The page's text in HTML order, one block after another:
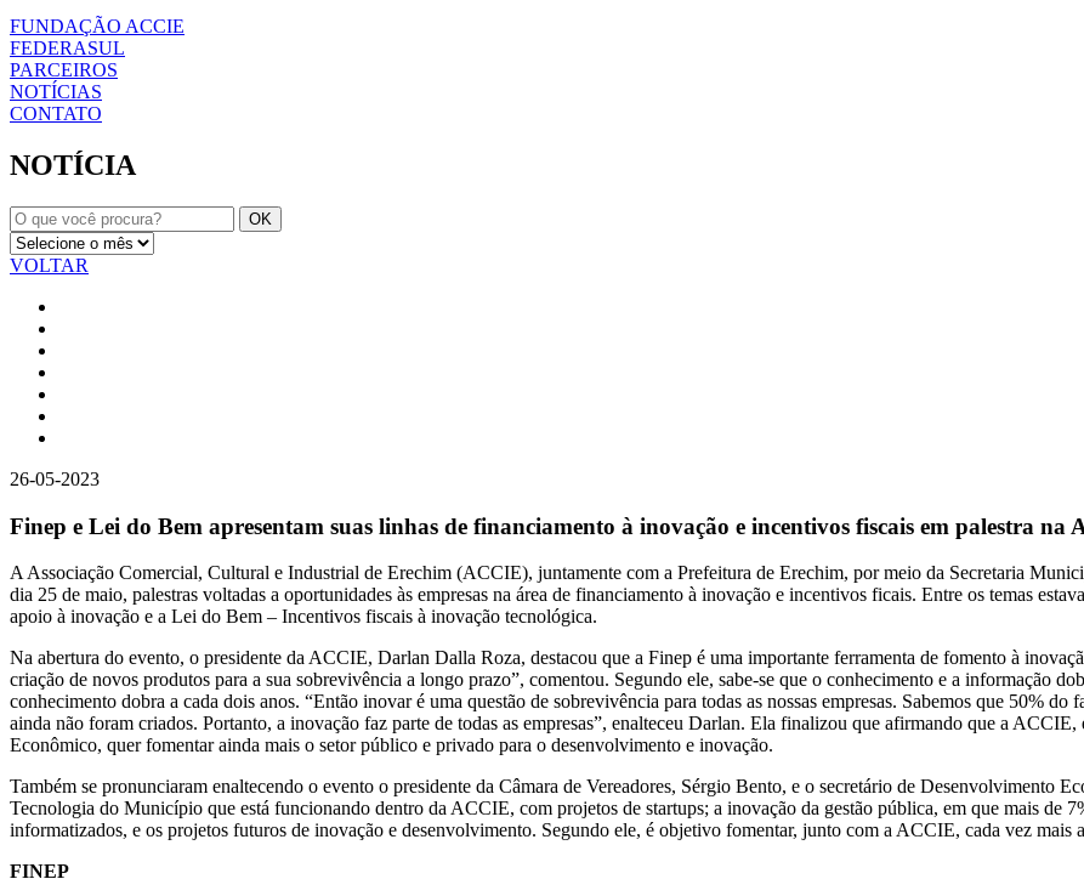
FUNDAÇÃO ACCIE
FEDERASUL
PARCEIROS
NOTÍCIAS
CONTATO
NOTÍCIA
VOLTAR
26-05-2023
Finep e Lei do Bem apresentam suas linhas de financiamento à inovação e incentivos fiscais em palestra na
A Associação Comercial, Cultural e Industrial de Erechim (ACCIE), juntamente com a Prefeitura de Erechim, por meio da Secretaria
dia 25 de maio, palestras voltadas a oportunidades às empresas na área de financiamento à inovação e incentivos ficais. Entre os temas
apoio à inovação e a Lei do Bem – Incentivos fiscais à inovação tecnológica.
Na abertura do evento, o presidente da ACCIE, Darlan Dalla Roza, destacou que a Finep é uma importante ferramenta de fomento à
criação de novos produtos para a sua sobrevivência a longo prazo”, comentou. Segundo ele, sabe-se que o conhecimento e a informação
conhecimento dobra a cada dois anos. “Então inovar é uma questão de sobrevivência para todas as nossas empresas. Sabemos que 50%
ainda não foram criados. Portanto, a inovação faz parte de todas as empresas”, enalteceu Darlan. Ela finalizou que afirmando que a
Econômico, quer fomentar ainda mais o setor público e privado para o desenvolvimento e inovação.
Também se pronunciaram enaltecendo o evento o presidente da Câmara de Vereadores, Sérgio Bento, e o secretário de Desenvolvimento
Tecnologia do Município que está funcionando dentro da ACCIE, com projetos de startups; a inovação da gestão pública, em que mais de
informatizados, e os projetos futuros de inovação e desenvolvimento. Segundo ele, é objetivo fomentar, junto com a ACCIE, cada vez
FINEP